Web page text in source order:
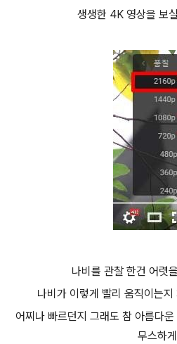
생생한 4K 영상을 보
나비를 관찰 한건 어렷
나비가 이렇게 빨리 움직이는
어찌나 빠르던지 그래도 참 아름다
무스하게